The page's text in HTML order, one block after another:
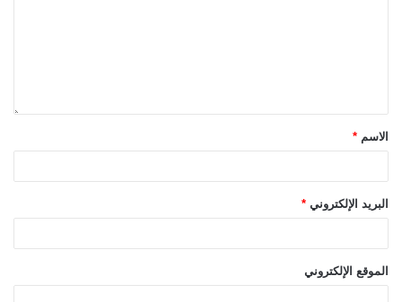
الاسم *
البريد الإلكتروني *
الموقع الإلكتروني